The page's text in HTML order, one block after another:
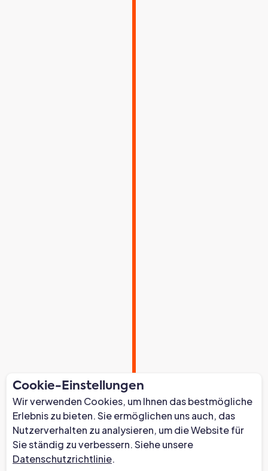
Cookie-Einstellungen
Wir verwenden Cookies, um Ihnen das bestmögliche
Erlebnis zu bieten. Sie ermöglichen uns auch, das
Nutzerverhalten zu analysieren, um die Website für
Sie ständig zu verbessern. Siehe unsere
Datenschutzrichtlinie.